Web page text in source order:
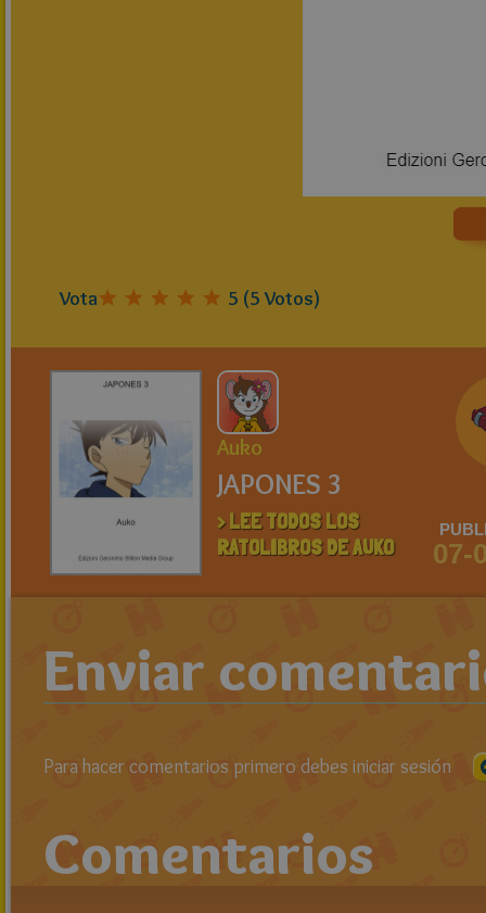
Vota 5 (5Votos)
Auko
JAPONES 3
> LEE TODOS LOS
RATOLIBROS DE AUKO
07-
Enviar
Para hacer comentarios primero debes iniciar sesión
Comentarios